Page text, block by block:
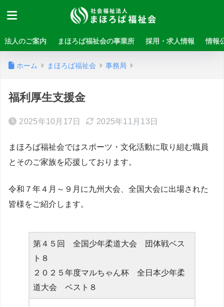
法人のご案内 まほろば福祉会の事業所 採用・求人情報 情報
ホーム まほろば福祉会 事務局
福利厚生支援金
2025年10月17日 2025年11月13日
まほろば福祉会ではスポーツ・文化活動に取り組む職員
とそのご家族を応援しております。
令和７年４月～９月に九州大会、全国大会に出場された
皆様をご紹介します。
第４５回 全国少年柔道大会 団体戦ベス
ト８
２０２５年度マルちゃん杯 全日本少年柔
道大会 ベスト８